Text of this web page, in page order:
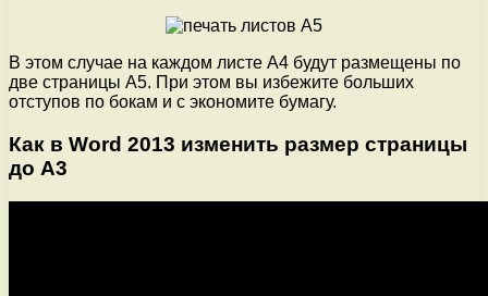
В этом случае на каждом листе A4 будут размещены по
две страницы A5. При этом вы избежите больших
отступов по бокам и с экономите бумагу.
Как в Word 2013 изменить размер страницы
до A3